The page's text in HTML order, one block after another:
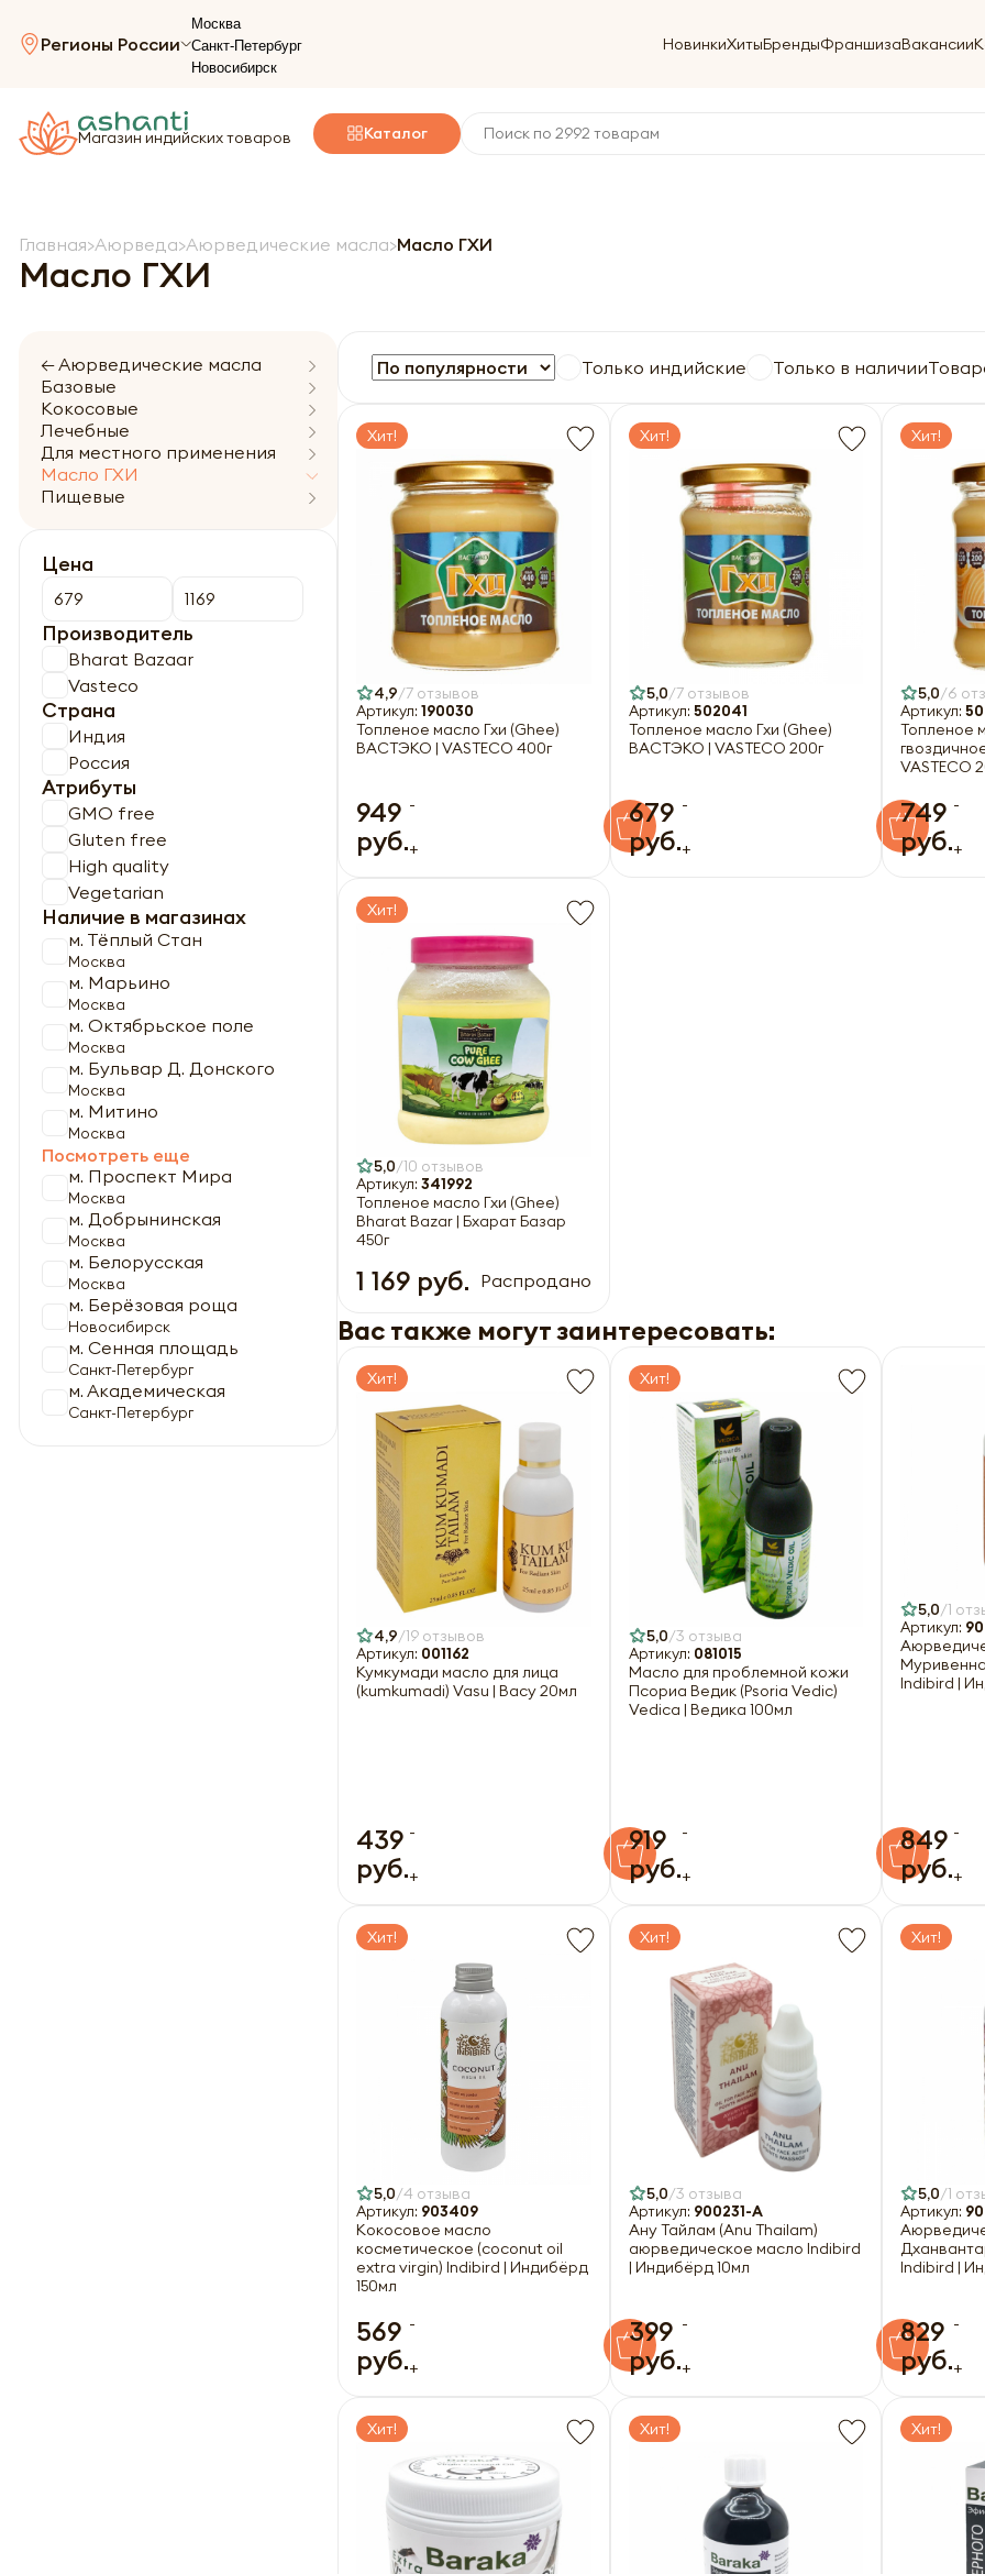
Регионы России
Москва
Санкт-Петербург
Новосибирск
НовинкиХитыБрендыФраншизаВакансии
Магазин индийских товаров Каталог
Главная Аюрведа Аюрведические масла Масло ГХИ
Масло ГХИ
← Аюрведические масла
Базовые
Кокосовые
Лечебные
Для местного применения
Масло ГХИ
Пищевые
Цена
Производитель
Bharat Bazaar
Vasteco
Страна
Индия
Россия
Атрибуты
GMO free
Gluten free
High quality
Vegetarian
Наличие в магазинах
м. Тёплый Стан
Москва
м. Марьино
Москва
м. Октябрьское поле
Москва
м. Бульвар Д. Донского
Москва
м. Митино
Москва
Посмотреть еще
м. Проспект Мира
Москва
м. Добрынинская
Москва
м. Белорусская
Москва
м. Берёзовая роща
Новосибирск
м. Сенная площадь
Санкт-Петербург
м. Академическая
Санкт-Петербург
Только индийские Только в наличии
Хит!
4,9 7 отзывов
Артикул: 190030
Топленое масло Гхи (Ghee)
ВАСТЭКО | VASTECO 400г
949
руб.
-
+
Хит!
5,0 7 отзывов
Артикул: 502041
Топленое масло Гхи (Ghee)
ВАСТЭКО | VASTECO 200г
679
руб.
-
+
Хит!
5,0 6
Артикул:
Топленое
VASTECO
749
руб.
-
+
Хит!
5,0 10 отзывов
Артикул: 341992
Топленое масло Гхи (Ghee)
Bharat Bazar | Бхарат Базар
450г
1 169 руб. Распродано
Вас также могут заинтересовать:
Хит!
4,9 19 отзывов
Артикул: 001162
Кумкумади масло для лица
(kumkumadi) Vasu | Васу 20мл
439
руб.
-
+
Хит!
5,0 3 отзыва
Артикул: 081015
Масло для проблемной кожи
Псориа Ведик (Psoria Vedic)
Vedica | Ведика 100мл
919
руб.
-
+
5,0 1
Артикул:
Indibird |
849
руб.
-
+
Хит!
5,0 4 отзыва
Артикул: 903409
Кокосовое масло
косметическое (coconut oil
extra virgin) Indibird | Индибёрд
150мл
569
руб.
-
+
Хит!
5,0 3 отзыва
Артикул: 900231-A
Ану Тайлам (Anu Thailam)
аюрведическое масло Indibird
| Индибёрд 10мл
399
руб.
-
+
Хит!
5,0 1
Артикул:
Indibird |
829
руб.
-
+
Хит! Хит! Хит!